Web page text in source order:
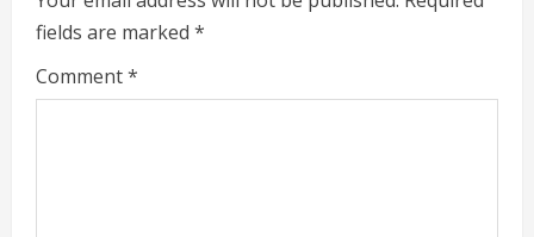
e
R
fields are marked *
Comment*